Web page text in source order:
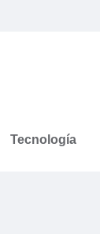
Tecnología